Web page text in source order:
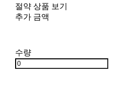
절약 상품 보기
추가 금액
수량